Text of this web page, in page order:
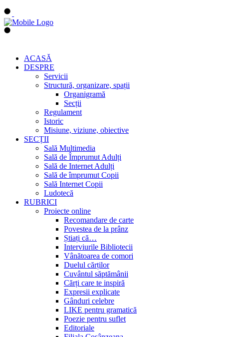
ACASĂ
DESPRE
Servicii
Structură, organizare, spații
Organigramă
Secții
Regulament
Istoric
Misiune, viziune, obiective
SECȚII
Sală Multimedia
Sală de Împrumut Adulți
Sală de Internet Adulți
Sală de împrumut Copii
Sală Internet Copii
Ludotecă
RUBRICI
Proiecte online
Recomandare de carte
Povestea de la prânz
Știați că…
Interviurile Bibliotecii
Vânătoarea de comori
Duelul cărților
Cuvântul săptămânii
Cărți care te inspiră
Expresii explicate
Gânduri celebre
LIKE pentru gramatică
Poezie pentru suflet
Editoriale